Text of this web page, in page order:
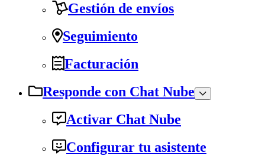
Gestión de envíos
Seguimiento
Facturación
Responde con Chat Nube
Activar Chat Nube
Configurar tu asistente